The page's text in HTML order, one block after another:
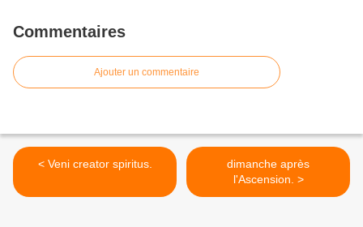
Commentaires
Ajouter un commentaire
< Veni creator spiritus.
dimanche après
l'Ascension. >